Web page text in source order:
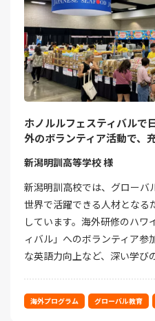
ホノルルフェスティバルで
外のボランティア活動で、
新潟明訓高等学校 様
新潟明訓高校では、グローバ
世界で活躍できる人材となる
しています。海外研修のハワ
ィバル」へのボランティア
な英語力向上など、深い学び
海外プログラム グローバル教育